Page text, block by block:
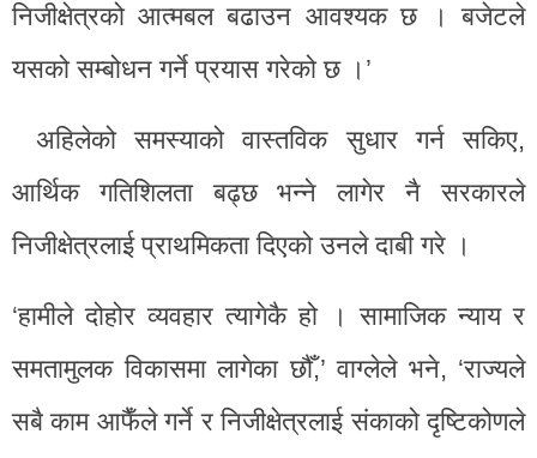
निजीक्षेत्रको आत्मबल बढाउन आवश्यक छ । बजेटले
यसको सम्बोधन गर्ने प्रयास गरेको छ ।’
अहिलेको समस्याको वास्तविक सुधार गर्न सकिए,
आर्थिक गतिशिलता बढ्छ भन्ने लागेर नै सरकारले
निजीक्षेत्रलाई प्राथमिकता दिएको उनले दाबी गरे ।
‘हामीले दोहोर व्यवहार त्यागेकै हो । सामाजिक न्याय र
समतामुलक विकासमा लागेका छौँ,’ वाग्लेले भने, ‘राज्यले
सबै काम आफैँले गर्ने र निजीक्षेत्रलाई संकाको दृष्टिकोणले